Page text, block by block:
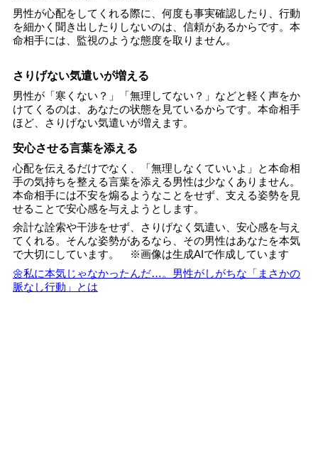
男性が心配をしてくれる際に、何度も事実確認したり、行動
を細かく聞き出したりしないのは、信頼があるからです。本
命相手には、監視のような態度を取りません。
さりげない気遣いが増える
男性が「寒くない？」「無理してない？」などと軽く声をか
けてくるのは、あなたの状態を見ているからです。本命相手
ほど、さりげない気遣いが増えます。
安心させる言葉を添える
心配を伝えるだけでなく、「無理しなくていいよ」と本命相
手の気持ちを整える言葉を添える男性は少なくありません。
本命相手には不安を煽るようなことをせず、支える姿勢を見
せることで安心感を与えようとします。
余計な詮索や干渉をせず、さりげなく気遣い、安心感を与え
てくれる。そんな姿勢があるなら、その男性はあなたを本気
で大切にしています。 ※画像は生成AIで作成しています
🌼私に本気じゃなかったんだ…。男性がしがちな「まさかの
脈なし行動」とは